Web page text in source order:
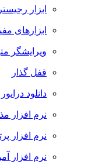
ابزار رجیستری
ابزارهای مفید
ویرایشگر متن
قفل گذار
دانلود درایور
نرم افزار
نرم افزار پرتابل
نرم افزار